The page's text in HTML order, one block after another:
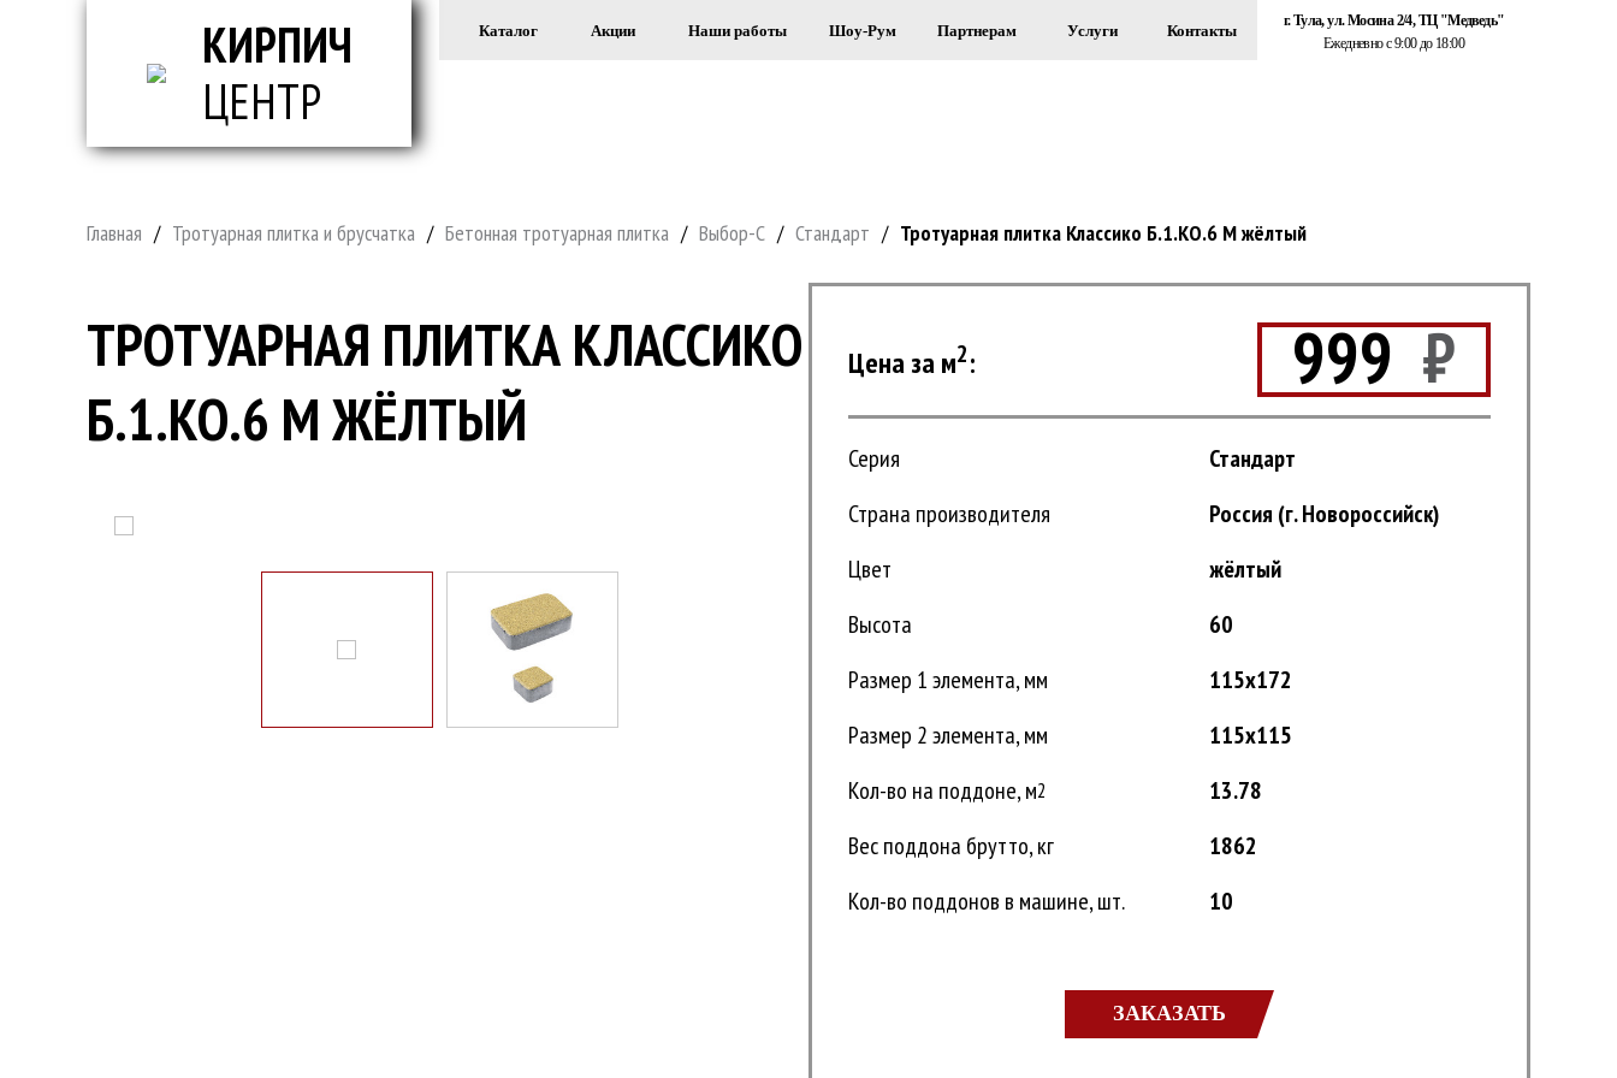
КИРПИЧ
ЦЕНТР
Каталог Акции Наши работы Шоу-Рум Партнерам Услуги Контакты
г. Тула, ул. Мосина 2/4, ТЦ "Медведь"
Ежедневно с 9:00 до 18:00
Главная / Тротуарная плитка и брусчатка / Бетонная тротуарная плитка / Выбор-С / Стандарт / Тротуарная плитка Классико Б.1.КО.6 М жёлтый
ТРОТУАРНАЯ ПЛИТКА КЛАССИКО
Б.1.КО.6 М ЖЁЛТЫЙ
Цена за м2: 999₽
Серия
Стандарт
Страна производителя
Россия (г. Новороссийск)
Цвет
жёлтый
Высота
60
Размер 1 элемента, мм
115x172
Размер 2 элемента, мм
115x115
Кол-во на поддоне, м2
13.78
Вес поддона брутто, кг
1862
Кол-во поддонов в машине, шт.
10
ЗАКАЗАТЬ